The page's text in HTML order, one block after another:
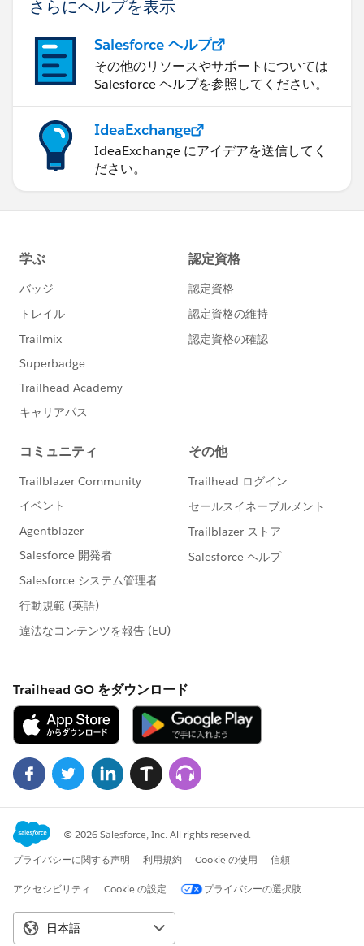
さらにヘルプを表示
Salesforce ヘルプ
その他のリソースやサポートについては
Salesforce ヘルプを参照してください。
IdeaExchange
IdeaExchange にアイデアを送信してく
ださい。